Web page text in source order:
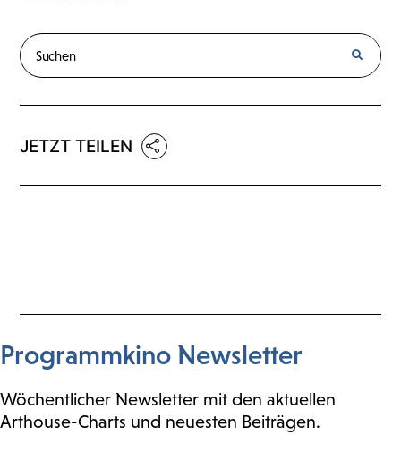
JETZT TEILEN
Programmkino Newsletter
Wöchentlicher Newsletter mit den aktuellen
Arthouse-Charts und neuesten Beiträgen.